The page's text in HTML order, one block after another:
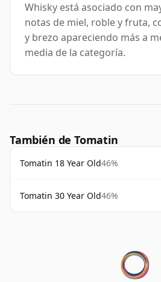
Whisky está asociado con
notas de miel, roble y fruta,
y brezo apareciendo más a
media de la categoría.
También de Tomatin
Tomatin 18 Year Old46%
Tomatin 30 Year Old46%